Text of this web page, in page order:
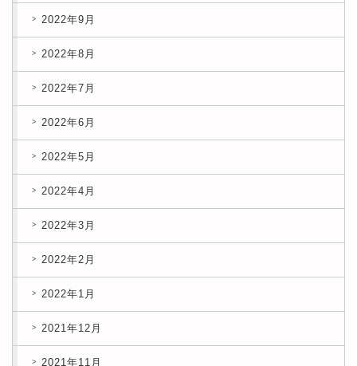
2022年9月
2022年8月
2022年7月
2022年6月
2022年5月
2022年4月
2022年3月
2022年2月
2022年1月
2021年12月
2021年11月